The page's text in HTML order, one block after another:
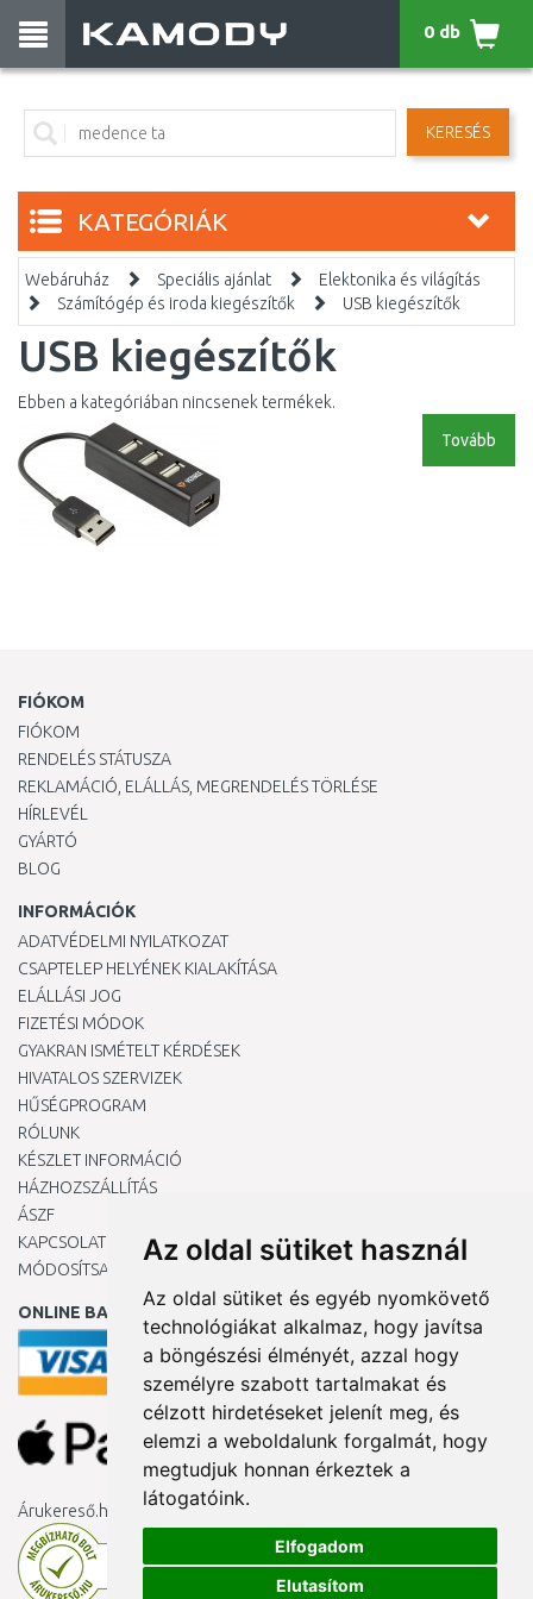
Az oldal sütiket használ
Az oldal sütiket és egyéb nyomkövető
technológiákat alkalmaz, hogy javítsa
a böngészési élményét, azzal hogy
személyre szabott tartalmakat és
célzott hirdetéseket jelenít meg, és
elemzi a weboldalunk forgalmát, hogy
megtudjuk honnan érkeztek a
látogatóink.
Elfogadom
Elutasítom
KERESÉS
0 db
KATEGÓRIÁK
Webáruház Speciális ajánlat
Elektonika és világítás
Számítógép és iroda kiegészítők
USB kiegészítők
USB kiegészítők
Ebben a kategóriában nincsenek termékek.
Tovább
FIÓKOM
FIÓKOM
RENDELÉS STÁTUSZA
REKLAMÁCIÓ, ELÁLLÁS, MEGRENDELÉS TÖRLÉSE
HÍRLEVÉL
GYÁRTÓ
BLOG
INFORMÁCIÓK
ADATVÉDELMI NYILATKOZAT
CSAPTELEP HELYÉNEK KIALAKÍTÁSA
ELÁLLÁSI JOG
FIZETÉSI MÓDOK
GYAKRAN ISMÉTELT KÉRDÉSEK
HIVATALOS SZERVIZEK
HŰSÉGPROGRAM
RÓLUNK
KÉSZLET INFORMÁCIÓ
HÁZHOZSZÁLLÍTÁS
ÁSZF
KAPCSOLAT
MÓDOSÍTSA A COOKIE-BEÁLLÍTÁSAIMAT
ONLINE BANKKÁRTYÁVAL
Árukereső.hu